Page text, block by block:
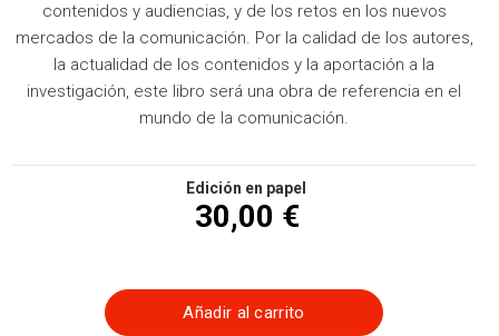
contenidos y audiencias, y de los retos en los nuevos
mercados de la comunicación. Por la calidad de los autores,
la actualidad de los contenidos y la aportación a la
investigación, este libro será una obra de referencia en el
mundo de la comunicación.
Edición en papel
30,00 €
Añadir al carrito